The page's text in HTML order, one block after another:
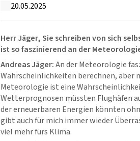
20.05.2025
Herr Jäger, Sie schreiben von sich
ist so faszinierend an der
Andreas Jäger:An der Meteorologie
Wahrscheinlichkeiten berechnen, aber
Meteorologie ist eine
Wetterprognosen müssten Flughäfen
der erneuerbaren Energien könnten
gibt auch für mich immer wieder
viel mehr fürs Klima.